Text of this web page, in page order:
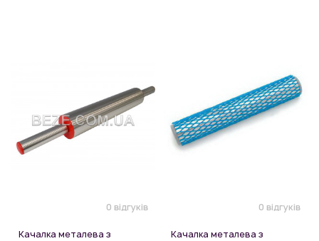
0 відгуків
Качалка металева з
0 відгуків
Качалка металева з